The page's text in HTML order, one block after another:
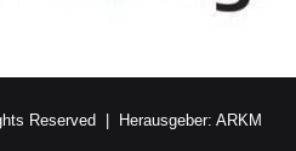
Reserved | Herausgeber: ARKM